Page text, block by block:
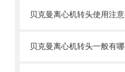
贝克曼离心机转头使用注